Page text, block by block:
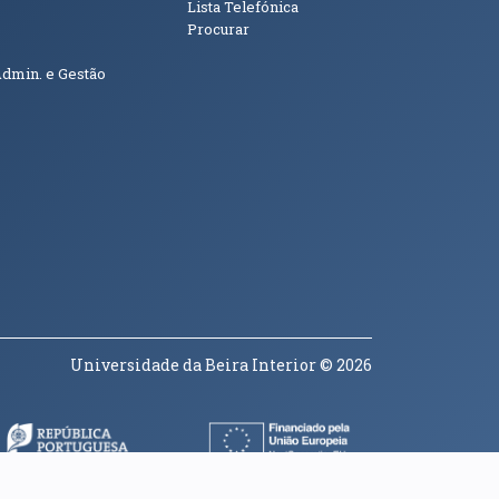
e Gestão
Lista Telefónica
Procurar
Universidade da Beira Interior© 2026
janela) (abre em nova janela)